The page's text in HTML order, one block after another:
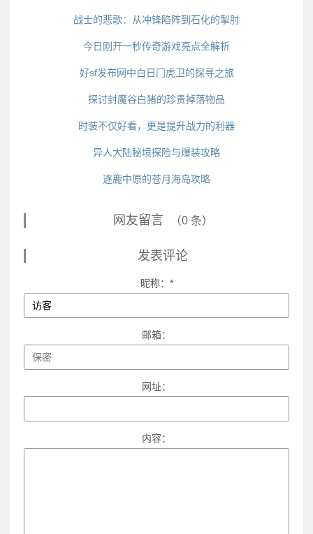
战士的悲歌：从冲锋陷阵到石化的掣肘
今日刚开一秒传奇游戏亮点全解析
好sf发布网中白日门虎卫的探寻之旅
探讨封魔谷白猪的珍贵掉落物品
时装不仅好看，更是提升战力的利器
异人大陆秘境探险与爆装攻略
逐鹿中原的苍月海岛攻略
网友留言 （0 条）
发表评论
昵称：*
邮箱：
网址：
内容：